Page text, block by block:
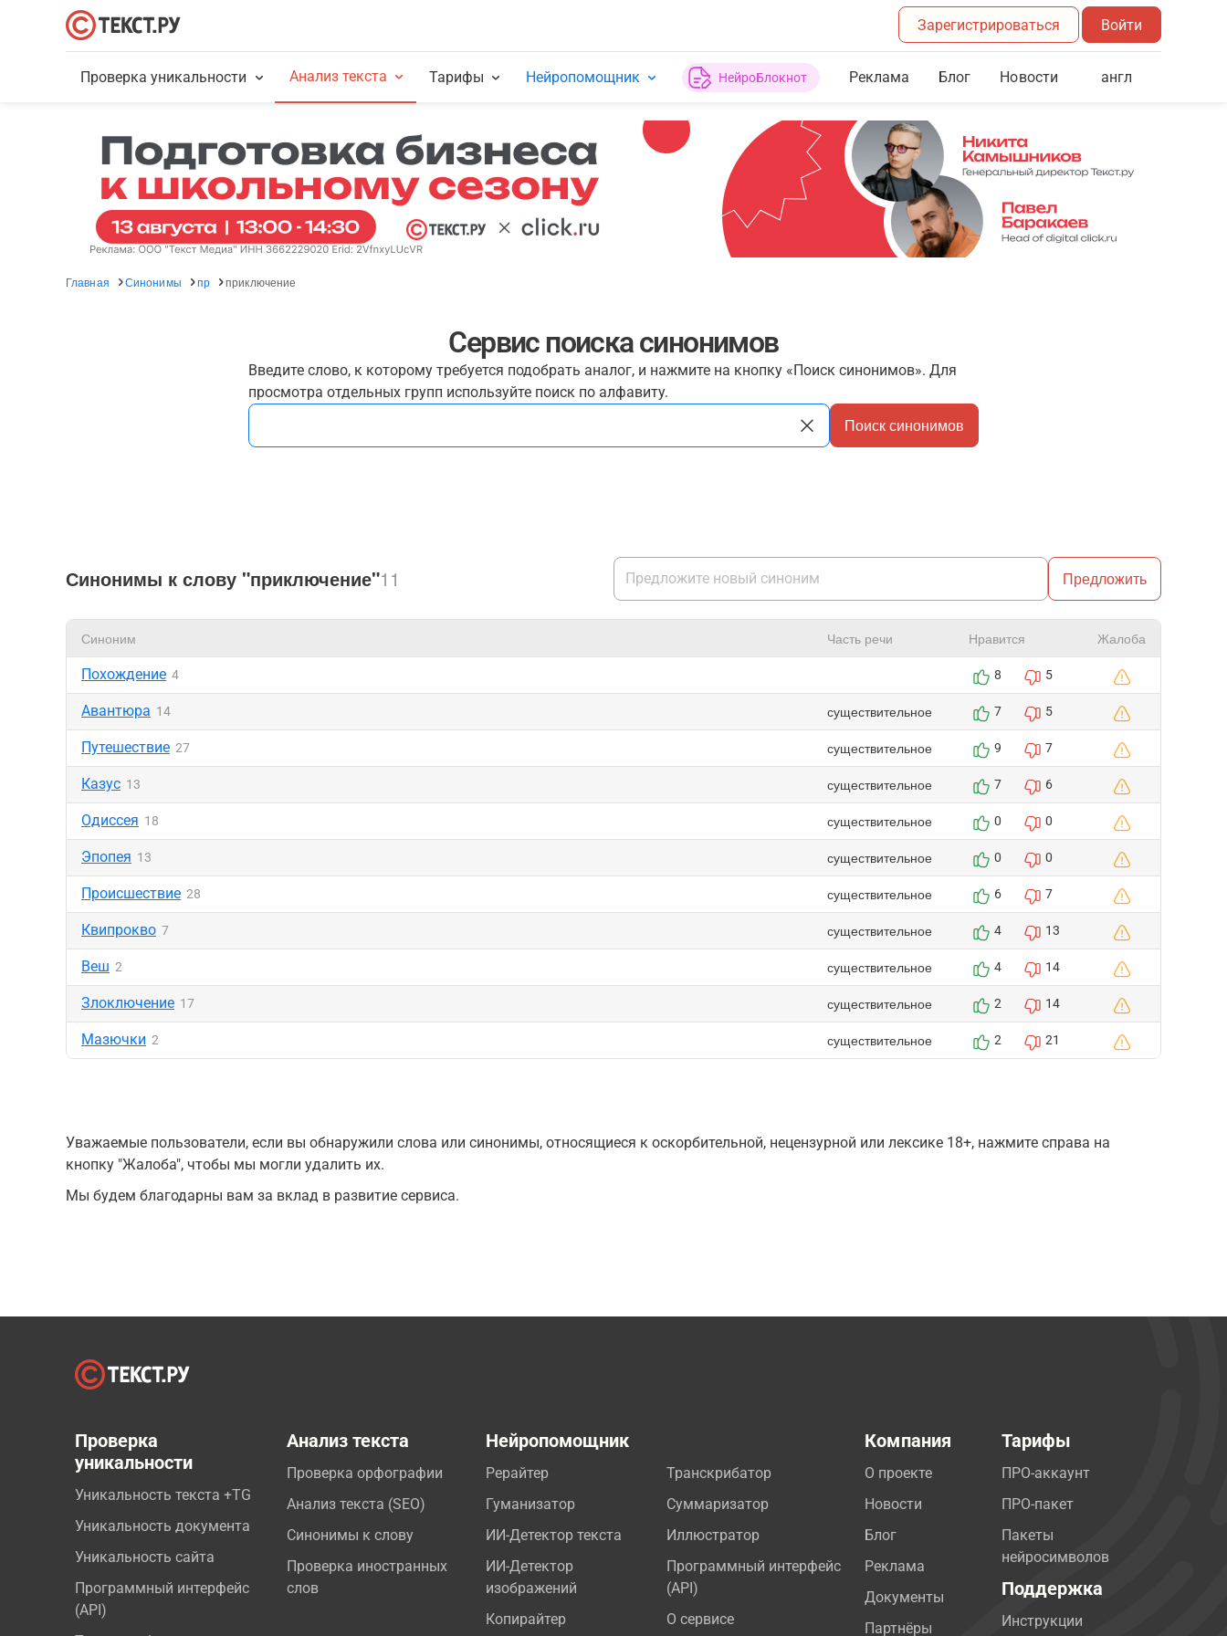
Зарегистрироваться Войти
Проверка уникальности Анализ текста Тарифы Нейропомощник НейроБлокнот Реклама Блог Новости англ
Главная Синонимы пр приключение
Сервис поиска синонимов
Введите слово, к которому требуется подобрать аналог, и нажмите на кнопку «Поиск синонимов». Для
просмотра отдельных групп используйте поиск по алфавиту.
Поиск синонимов
Синонимы к слову "приключение"11 Предложить
Синоним Часть речи Нравится Жалоба
Похождение 4 8 5
Авантюра 14 существительное 7 5
Путешествие 27 существительное 9 7
Казус 13 существительное 7 6
Одиссея 18 существительное 0 0
Эпопея 13 существительное 0 0
Происшествие 28 существительное 6 7
Квипрокво 7 существительное 4 13
Веш 2 существительное 4 14
Злоключение 17 существительное 2 14
Мазючки 2 существительное 2 21
Уважаемые пользователи, если вы обнаружили слова или синонимы, относящиеся к оскорбительной, нецензурной или лексике 18+, нажмите справа на
кнопку "Жалоба", чтобы мы могли удалить их.
Мы будем благодарны вам за вклад в развитие сервиса.
Проверка
уникальности
Уникальность текста +TG
Уникальность документа
Уникальность сайта
Программный интерфейс
(API)
Анализ текста
Проверка орфографии
Анализ текста (SEO)
Синонимы к слову
Проверка иностранных
слов
Нейропомощник
Рерайтер
Гуманизатор
ИИ-Детектор текста
ИИ-Детектор
изображений
Копирайтер
Транскрибатор
Суммаризатор
Иллюстратор
Программный интерфейс
(API)
О сервисе
Компания
О проекте
Новости
Блог
Реклама
Документы
Партнёры
Тарифы
ПРО-аккаунт
ПРО-пакет
Пакеты
нейросимволов
Поддержка
Инструкции